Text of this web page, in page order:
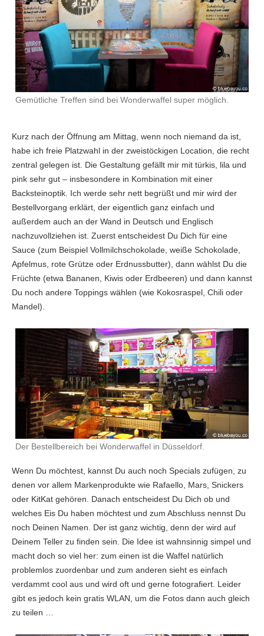
Gemütliche Treffen sind bei Wonderwaffel super möglich.
Kurz nach der Öffnung am Mittag, wenn noch niemand da ist,
habe ich freie Platzwahl in der zweistöckigen Location, die recht
zentral gelegen ist. Die Gestaltung gefällt mir mit türkis, lila und
pink sehr gut – insbesondere in Kombination mit einer
Backsteinoptik. Ich werde sehr nett begrüßt und mir wird der
Bestellvorgang erklärt, der eigentlich ganz einfach und
außerdem auch an der Wand in Deutsch und Englisch
nachzuvollziehen ist. Zuerst entscheidest Du Dich für eine
Sauce (zum Beispiel Vollmilchschokolade, weiße Schokolade,
Apfelmus, rote Grütze oder Erdnussbutter), dann wählst Du die
Früchte (etwa Bananen, Kiwis oder Erdbeeren) und dann kannst
Du noch andere Toppings wählen (wie Kokosraspel, Chili oder
Mandel).
Der Bestellbereich bei Wonderwaffel in Düsseldorf.
Wenn Du möchtest, kannst Du auch noch Specials zufügen, zu
denen vor allem Markenprodukte wie Rafaello, Mars, Snickers
oder KitKat gehören. Danach entscheidest Du Dich ob und
welches Eis Du haben möchtest und zum Abschluss nennst Du
noch Deinen Namen. Der ist ganz wichtig, denn der wird auf
Deinem Teller zu finden sein. Die Idee ist wahnsinnig simpel und
macht doch so viel her: zum einen ist die Waffel natürlich
problemlos zuordenbar und zum anderen sieht es einfach
verdammt cool aus und wird oft und gerne fotografiert. Leider
gibt es jedoch kein gratis WLAN, um die Fotos dann auch gleich
zu teilen …